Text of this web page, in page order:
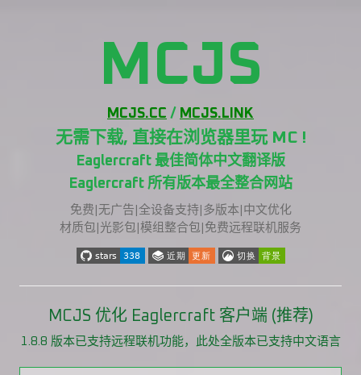
MCJS
MCJS.CC / MCJS.LINK
无需下载, 直接在浏览器里玩 MC !
Eaglercraft 最佳简体中文翻译版
Eaglercraft 所有版本最全整合网站
免费|无广告|全设备支持|多版本|中文优化
材质包|光影包|模组整合包|免费远程联机服务
MCJS 优化 Eaglercraft 客户端 (推荐)
1.8.8 版本已支持远程联机功能，此处全版本已支持中文语言